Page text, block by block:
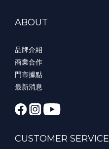
ABOUT
品牌介紹
商業合作
門市據點
最新消息
CUSTOMER SERVICE